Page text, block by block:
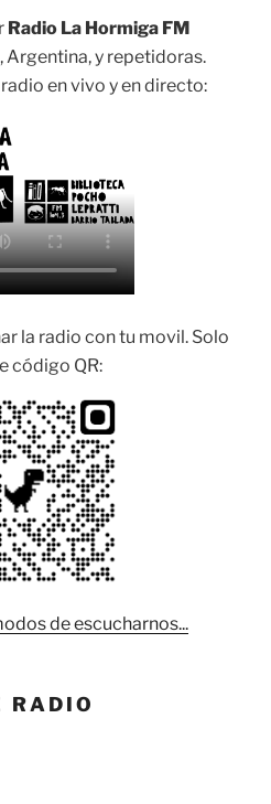
Radio La Hormiga FM
Argentina, y repetidoras.
en vivo y en directo:
la radio con tu movil. Solo
código QR:
de escucharnos...
RADIO